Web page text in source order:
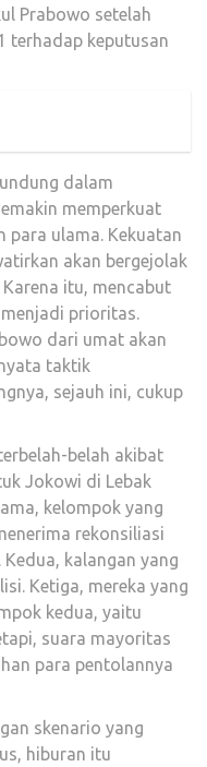
Prabowo setelah
terhadap keputusan
dalam
memperkuat
para ulama. Kekuatan
akan bergejolak
itu, mencabut
prioritas.
dari umat akan
taktik
sejauh ini, cukup
belah akibat
Jokowi di Lebak
kelompok yang
rekonsiliasi
kalangan yang
Ketiga, mereka yang
kedua, yaitu
suara mayoritas
para pentolannya
skenario yang
hiburan itu